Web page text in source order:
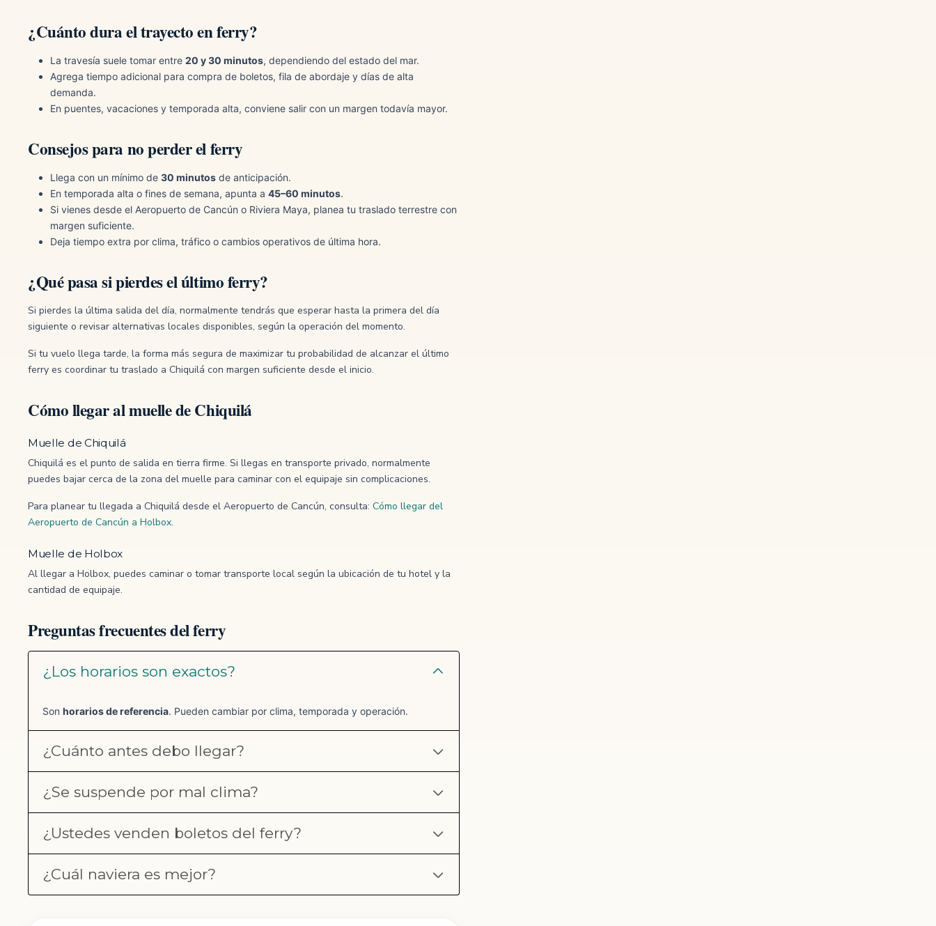
¿Cuánto dura el trayecto en ferry?
La travesía suele tomar entre 20 y 30 minutos, dependiendo del estado del mar.
Agrega tiempo adicional para compra de boletos, fila de abordaje y días de alta
demanda.
En puentes, vacaciones y temporada alta, conviene salir con un margen todavía mayor.
Consejos para no perder el ferry
Llega con un mínimo de 30 minutos de anticipación.
En temporada alta o fines de semana, apunta a 45–60 minutos.
Si vienes desde el Aeropuerto de Cancún o Riviera Maya, planea tu traslado terrestre con
margen suficiente.
Deja tiempo extra por clima, tráfico o cambios operativos de última hora.
¿Qué pasa si pierdes el último ferry?
Si pierdes la última salida del día, normalmente tendrás que esperar hasta la primera del día
siguiente o revisar alternativas locales disponibles, según la operación del momento.
Si tu vuelo llega tarde, la forma más segura de maximizar tu probabilidad de alcanzar el último
ferry es coordinar tu traslado a Chiquilá con margen suficiente desde el inicio.
Cómo llegar al muelle de Chiquilá
Muelle de Chiquilá
Chiquilá es el punto de salida en tierra firme. Si llegas en transporte privado, normalmente
puedes bajar cerca de la zona del muelle para caminar con el equipaje sin complicaciones.
Para planear tu llegada a Chiquilá desde el Aeropuerto de Cancún, consulta: Cómo llegar del
Aeropuerto de Cancún a Holbox.
Muelle de Holbox
Al llegar a Holbox, puedes caminar o tomar transporte local según la ubicación de tu hotel y la
cantidad de equipaje.
Preguntas frecuentes del ferry
¿Los horarios son exactos?
Son horarios de referencia. Pueden cambiar por clima, temporada y operación.
¿Cuánto antes debo llegar?
¿Se suspende por mal clima?
¿Ustedes venden boletos del ferry?
¿Cuál naviera es mejor?